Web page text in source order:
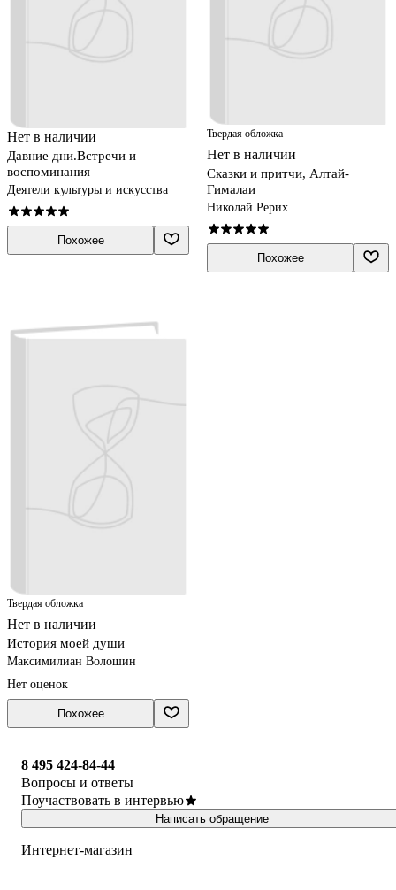
Нет в наличии
Давние дни.Встречи и
воспоминания
Деятели культуры и искусства
Похожее
Твердая обложка
Нет в наличии
Сказки и притчи, Алтай-
Гималаи
Николай Рерих
Похожее
Твердая обложка
Нет в наличии
История моей души
Максимилиан Волошин
Нет оценок
Похожее
8 495 424-84-44
Вопросы и ответы
Поучаствовать в интервью
Написать обращение
Интернет-магазин